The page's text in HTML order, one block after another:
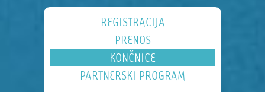
REGISTRACIJA
PRENOS
KONČNICE
PARTNERSKI PROGRAM